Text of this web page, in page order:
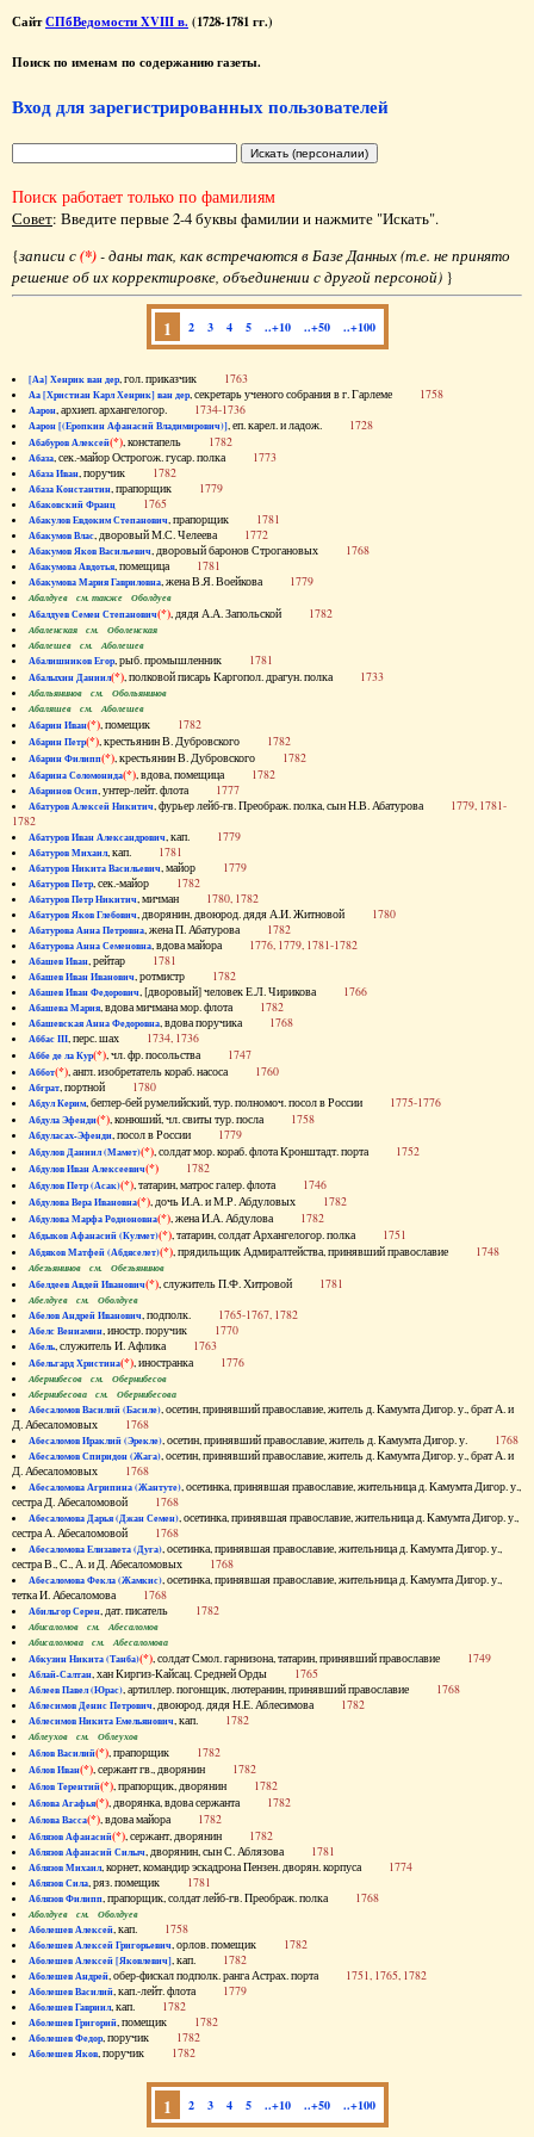
СайтСПбВедомости XVIII в. (1728-1781 гг.)
Поиск по именам по содержанию газеты.
Вход для зарегистрированных пользователей
Поиск работает только по фамилиям
Совет: Введите первые 2-4 буквы фамилии и нажмите "Искать".
{записи с(*)- даны так, как встречаются в Базе Данных (т.е. не принято
решение об их корректировке, объединении с другой персоной) }
1 2 3 4 5 ..+10 ..+50 ..+100
[Аа] Хенрик ван дер, гол. приказчик 1763
Аа [Христиан Карл Хенрик] ван дер, секретарь ученого собрания в г. Гарлеме 1758
Аарон, архиеп. архангелогор. 1734-1736
Аарон [(Еропкин Афанасий Владимирович)], еп. карел. и ладож. 1728
Абабуров Алексей(*), констапель 1782
Абаза, сек.-майор Острогож. гусар. полка 1773
Абаза Иван, поручик 1782
Абаза Константин, прапорщик 1779
Абаковский Франц 1765
Абакулов Евдоким Степанович, прапорщик 1781
Абакумов Влас, дворовый М.С. Челеева 1772
Абакумов Яков Васильевич, дворовый баронов Строгановых 1768
Абакумова Авдотья, помещица 1781
Абакумова Мария Гавриловна, жена В.Я. Воейкова 1779
Абалдуев см. также Оболдуев
Абалдуев Семен Степанович(*), дядя А.А. Запольской 1782
Абаленская см. Оболенская
Абалешев см. Аболешев
Абалишников Егор, рыб. промышленник 1781
Абалыхин Даниил(*), полковой писарь Каргопол. драгун. полка 1733
Абальянинов см. Обольянинов
Абаляшев см. Аболешев
Абарин Иван(*), помещик 1782
Абарин Петр(*), крестьянин В. Дубровского 1782
Абарин Филипп(*), крестьянин В. Дубровского 1782
Абарина Соломонида(*), вдова, помещица 1782
Абаринов Осип, унтер-лейт. флота 1777
Абатуров Алексей Никитич, фурьер лейб-гв. Преображ. полка, сын Н.В. Абатурова 1779, 1781-
1782
Абатуров Иван Александрович, кап. 1779
Абатуров Михаил, кап. 1781
Абатуров Никита Васильевич, майор 1779
Абатуров Петр, сек.-майор 1782
Абатуров Петр Никитич, мичман 1780, 1782
Абатуров Яков Глебович, дворянин, двоюрод. дядя А.И. Житновой 1780
Абатурова Анна Петровна, жена П. Абатурова 1782
Абатурова Анна Семеновна, вдова майора 1776, 1779, 1781-1782
Абашев Иван, рейтар 1781
Абашев Иван Иванович, ротмистр 1782
Абашев Иван Федорович, [дворовый] человек Е.Л. Чирикова 1766
Абашева Мария, вдова мичмана мор. флота 1782
Абашевская Анна Федоровна, вдова поручика 1768
Аббас III, перс. шах 1734, 1736
Аббе де ла Кур(*), чл. фр. посольства 1747
Аббот(*), англ. изобретатель кораб. насоса 1760
Абграт, портной 1780
Абдул Керим, беглер-бей румелийский, тур. полномоч. посол в России 1775-1776
Абдула Эфенди(*), конюший, чл. свиты тур. посла 1758
Абдуласах-Эфенди, посол в России 1779
Абдулов Даниил (Мамет)(*), солдат мор. кораб. флота Кронштадт. порта 1752
Абдулов Иван Алексеевич(*) 1782
Абдулов Петр (Асак)(*), татарин, матрос галер. флота 1746
Абдулова Вера Ивановна(*), дочь И.А. и М.Р. Абдуловых 1782
Абдулова Марфа Родионовна(*), жена И.А. Абдулова 1782
Абдыков Афанасий (Кулмет)(*), татарин, солдат Архангелогор. полка 1751
Абдяков Матфей (Абдяселет)(*), прядильщик Адмиралтейства, принявший православие 1748
Абезьянинов см. Обезьянинов
Абелдеев Авдей Иванович(*), служитель П.Ф. Хитровой 1781
Абелдуев см. Оболдуев
Абелов Андрей Иванович, подполк. 1765-1767, 1782
Абелс Вениамин, иностр. поручик 1770
Абель, служитель И. Афлика 1763
Абельгард Христина(*), иностранка 1776
Абернибесов см. Обернибесов
Абернибесова см. Обернибесова
Абесаломов Василий (Басиле), осетин, принявший православие, житель д. Камумта Дигор. у., брат А. и
Д. Абесаломовых 1768
Абесаломов Ираклий (Эрекле), осетин, принявший православие, житель д. Камумта Дигор. у. 1768
Абесаломов Спиридон (Жага), осетин, принявший православие, житель д. Камумта Дигор. у., брат А. и
Д. Абесаломовых 1768
Абесаломова Агрипина (Жантуте), осетинка, принявшая православие, жительница д. Камумта Дигор. у.,
сестра Д. Абесаломовой 1768
Абесаломова Дарья (Джан Семен), осетинка, принявшая православие, жительница д. Камумта Дигор. у.,
сестра А. Абесаломовой 1768
Абесаломова Елизавета (Дуга), осетинка, принявшая православие, жительница д. Камумта Дигор. у.,
сестра В., С., А. и Д. Абесаломовых 1768
Абесаломова Фекла (Жамкис), осетинка, принявшая православие, жительница д. Камумта Дигор. у.,
тетка И. Абесаломова 1768
Абильгор Серен, дат. писатель 1782
Абисаломов см. Абесаломов
Абисаломова см. Абесаломова
Абкузин Никита (Танба)(*), солдат Смол. гарнизона, татарин, принявший православие 1749
Аблай-Салтан, хан Киргиз-Кайсац. Средней Орды 1765
Аблеев Павел (Юрас), артиллер. погонщик, лютеранин, принявший православие 1768
Аблесимов Денис Петрович, двоюрод. дядя Н.Е. Аблесимова 1782
Аблесимов Никита Емельянович, кап. 1782
Аблеухов см. Облеухов
Аблов Василий(*), прапорщик 1782
Аблов Иван(*), сержант гв., дворянин 1782
Аблов Терентий(*), прапорщик, дворянин 1782
Аблова Агафья(*), дворянка, вдова сержанта 1782
Аблова Васса(*), вдова майора 1782
Аблязов Афанасий(*), сержант, дворянин 1782
Аблязов Афанасий Силыч, дворянин, сын С. Аблязова 1781
Аблязов Михаил, корнет, командир эскадрона Пензен. дворян. корпуса 1774
Аблязов Сила, ряз. помещик 1781
Аблязов Филипп, прапорщик, солдат лейб-гв. Преображ. полка 1768
Аболдуев см. Оболдуев
Аболешев Алексей, кап. 1758
Аболешев Алексей Григорьевич, орлов. помещик 1782
Аболешев Алексей [Яковлевич], кап. 1782
Аболешев Андрей, обер-фискал подполк. ранга Астрах. порта 1751, 1765, 1782
Аболешев Василий, кап.-лейт. флота 1779
Аболешев Гавриил, кап. 1782
Аболешев Григорий, помещик 1782
Аболешев Федор, поручик 1782
Аболешев Яков, поручик 1782
1 2 3 4 5 ..+10 ..+50 ..+100